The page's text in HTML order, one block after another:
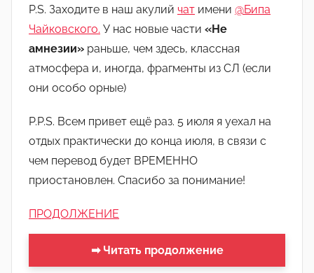
P.S. Заходите в наш акулий чат имени @Бипа
Чайковского. У нас новые части «Не
амнезии» раньше, чем здесь, классная
атмосфера и, иногда, фрагменты из СЛ (если
они особо орные)
P.P.S. Всем привет ещё раз. 5 июля я уехал на
отдых практически до конца июля, в связи с
чем перевод будет ВРЕМЕННО
приостановлен. Спасибо за понимание!
ПРОДОЛЖЕНИЕ
➡ Читать продолжение